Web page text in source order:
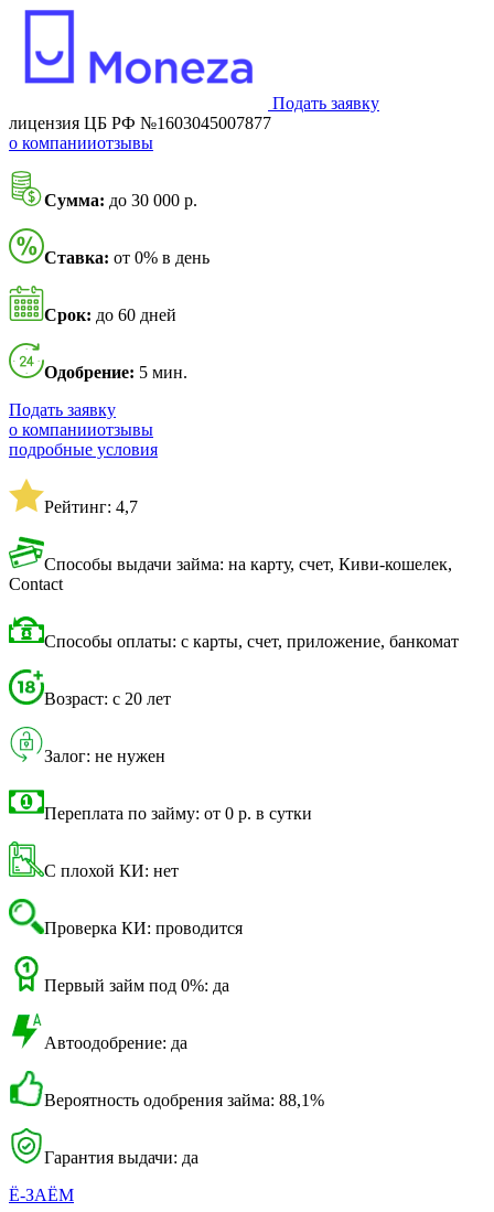
Подать заявку
лицензия ЦБ РФ №1603045007877
о компанииотзывы
Сумма: до 30 000 р.
Ставка: от 0% в день
Срок: до 60 дней
Одобрение: 5 мин.
Подать заявку
о компанииотзывы
подробные условия
Рейтинг: 4,7
Способы выдачи займа: на карту, счет, Киви-кошелек,
Contact
Способы оплаты: с карты, счет, приложение, банкомат
Возраст: с 20 лет
Залог: не нужен
Переплата по займу: от 0 р. в сутки
С плохой КИ: нет
Проверка КИ: проводится
Первый займ под 0%: да
Автоодобрение: да
Вероятность одобрения займа: 88,1%
Гарантия выдачи: да
Ё-ЗАЁМ